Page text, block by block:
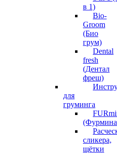
в 1)
Bio-
Groom
(Био
грум)
Dental
fresh
(Дентал
фреш)
для
груминга
сликера,
щётки